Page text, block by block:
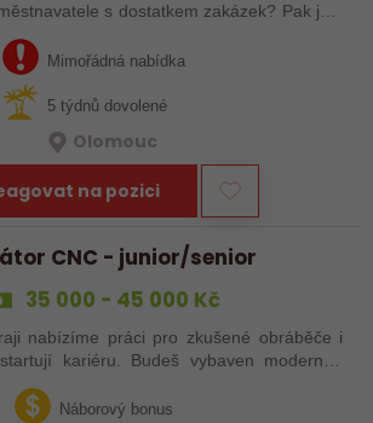
s dostatkem zakázek? Pak jste
nabídky práce a reagujte zasláním
Mimořádná nabídka
5 týdnů dovolené
Olomouc
na pozici
CNC - junior/senior
35 000 - 45 000 Kč
nabízíme práci pro zkušené obráběče i
vybaven moderním
Náborový bonus